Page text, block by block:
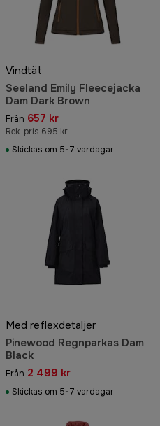
Vindtät
Seeland Emily Fleecejacka
Dam Dark Brown
Från 657 kr
Rek. pris 695 kr
Skickas om 5-7 vardagar
Med reflexdetaljer
Pinewood Regnparkas Dam
Black
Från 2 499 kr
Skickas om 5-7 vardagar